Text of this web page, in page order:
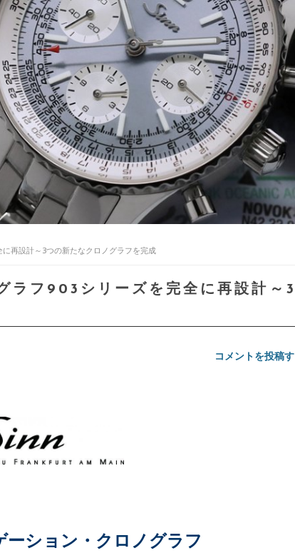
再設計～3つの新たなクロノグラフを完成
ラフ903シリーズを完全に再設計～
コメントを投稿
ション・クロノグラフ